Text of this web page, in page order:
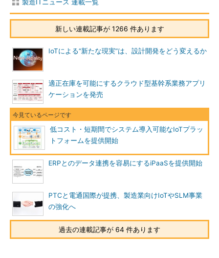
製造ITニュース 連載一覧
新しい連載記事が 1266 件あります
IoTによる“新たな現実”は、設計開発をどう変えるか
適正在庫を可能にするクラウド型基幹系業務アプリ
ケーションを発売
低コスト・短期間でシステム導入可能なIoTプラッ
トフォームを提供開始
ERPとのデータ連携を容易にするiPaaSを提供開始
PTCと電通国際が提携、製造業向けIoTやSLM事業
の強化へ
過去の連載記事が 64 件あります